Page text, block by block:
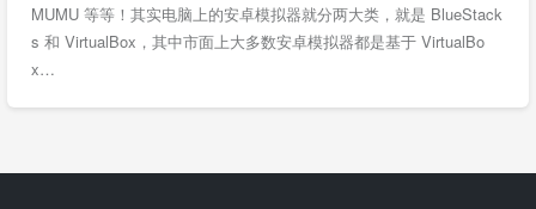
MUMU 等等！其实电脑上的安卓模拟器就分两大类，就是 BlueStack
s 和 VirtualBox，其中市面上大多数安卓模拟器都是基于 VirtualBo
x…